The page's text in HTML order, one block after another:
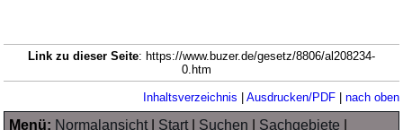
Link zu dieser Seite: https://www.buzer.de/gesetz/8806/al208234-
0.htm
Inhaltsverzeichnis | Ausdrucken/PDF| nach oben
Menü: Normalansicht| Start| Suchen Sachgebiete